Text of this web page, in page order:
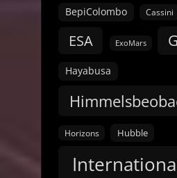
BepiColombo Cassini
ESA ExoMars
Hayabusa
Horizons Hubble